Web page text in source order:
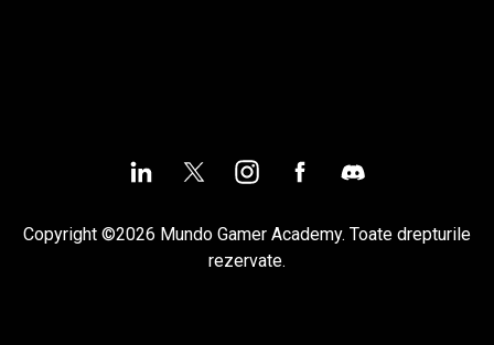
Copyright ©2026 Mundo Gamer Academy. Toate drepturile
rezervate.